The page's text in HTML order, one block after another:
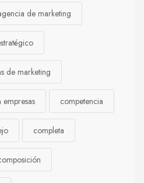
de marketing
de marketing
empresas competencia
completa